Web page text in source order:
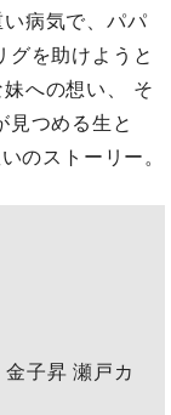
病気で、パパ
グを助けようと
への想い、 そ
つめる生と
のストーリー。
子昇 瀬戸カ